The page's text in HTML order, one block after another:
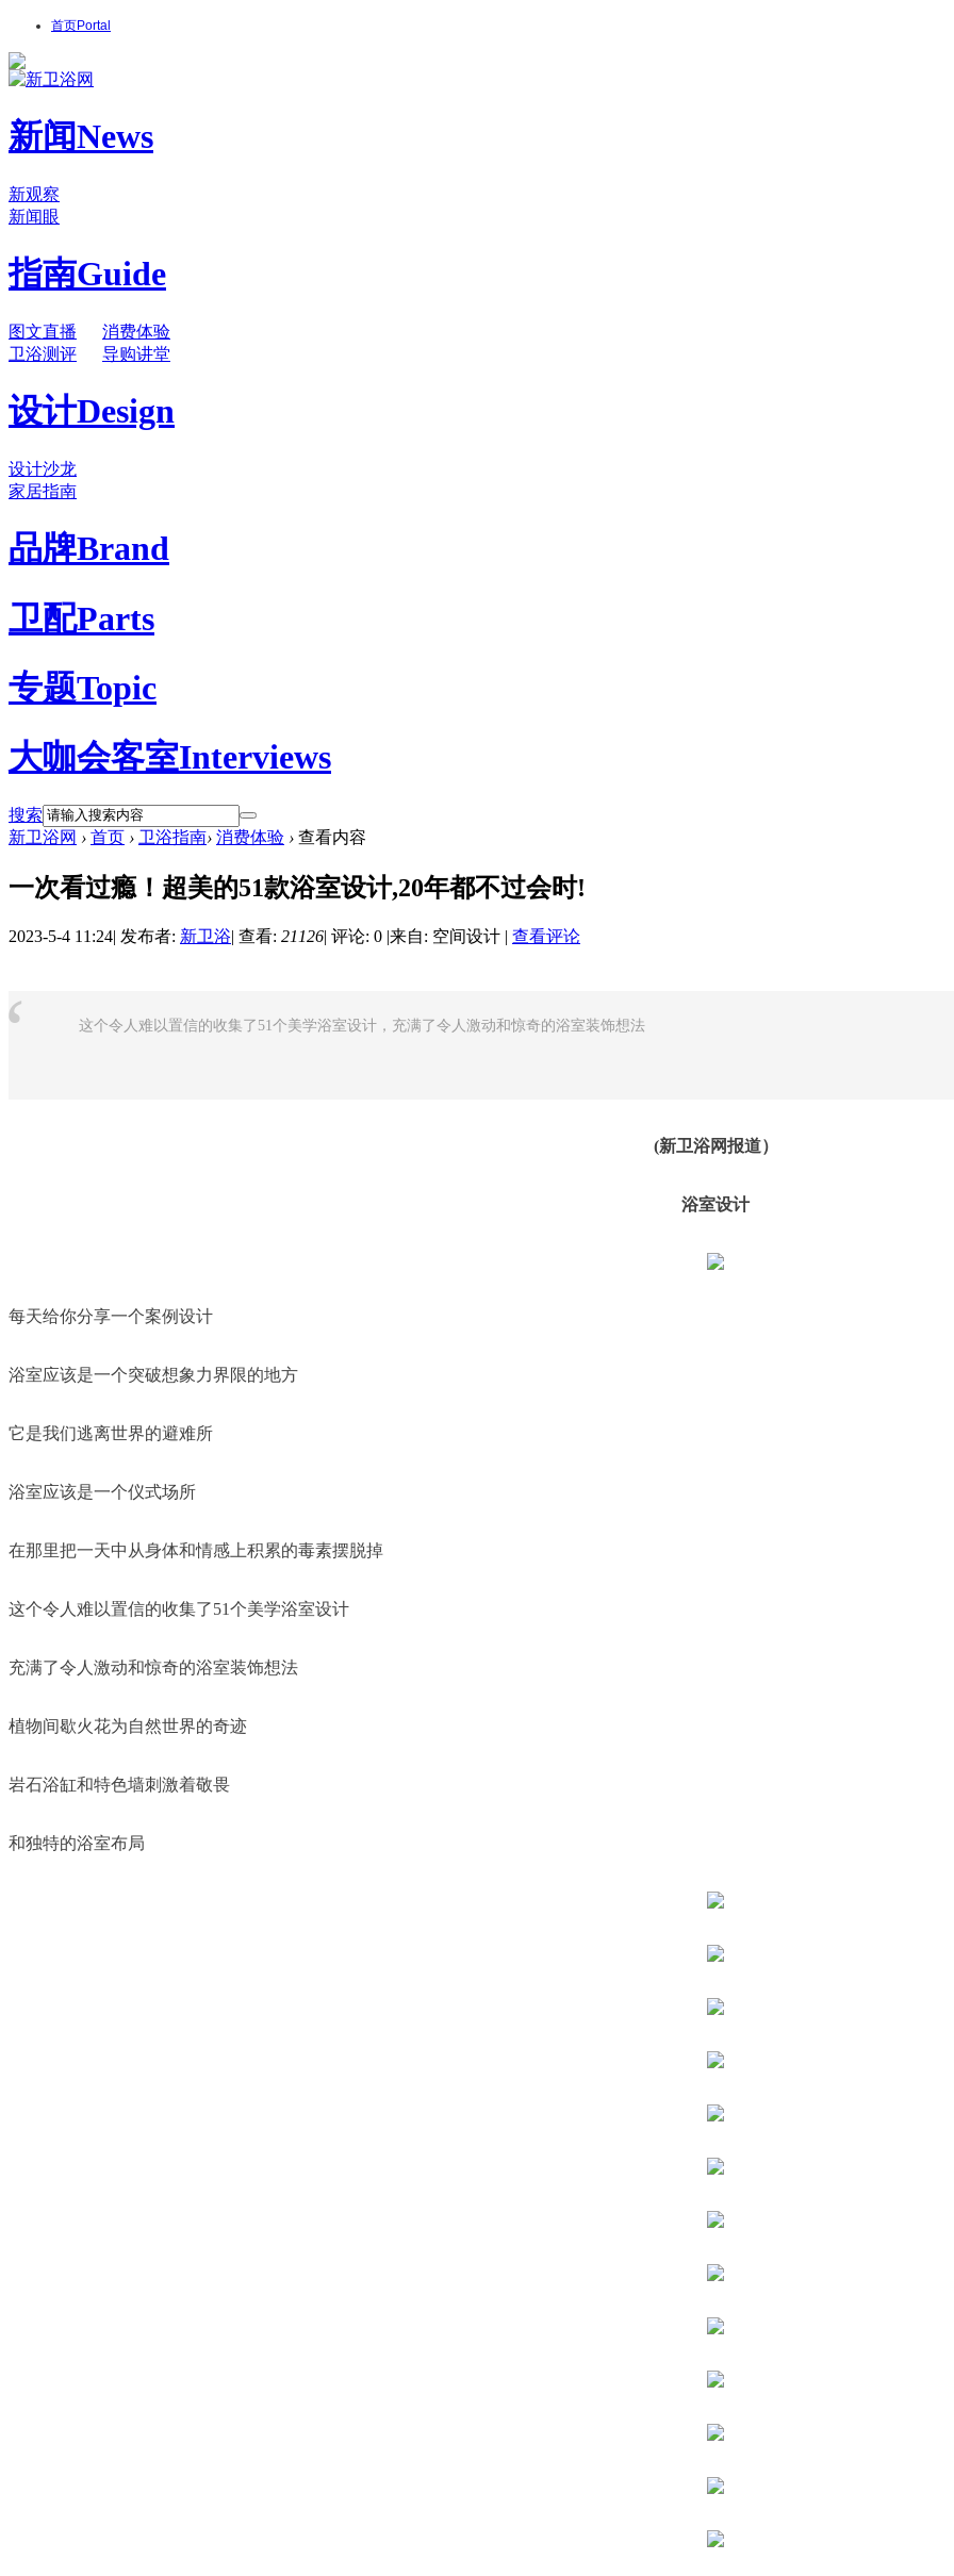
首页Portal
新闻News
新观察
新闻眼
指南Guide
图文直播
消费体验
卫浴测评
导购讲堂
设计Design
设计沙龙
家居指南
品牌Brand
卫配Parts
专题Topic
大咖会客室Interviews
搜索
新卫浴网 › 首页 › 卫浴指南› 消费体验 › 查看内容
一次看过瘾！超美的51款浴室设计,20年都不过会时!
2023-5-4 11:24| 发布者: 新卫浴| 查看: 21126| 评论: 0 |来自: 空间设计 | 查看评论
这个令人难以置信的收集了51个美学浴室设计，充满了令人激动和惊奇的浴室装饰想法
(新卫浴网报道）
浴室设计
每天给你分享一个案例设计
浴室应该是一个突破想象力界限的地方
它是我们逃离世界的避难所
浴室应该是一个仪式场所
在那里把一天中从身体和情感上积累的毒素摆脱掉
这个令人难以置信的收集了51个美学浴室设计
充满了令人激动和惊奇的浴室装饰想法
植物间歇火花为自然世界的奇迹
岩石浴缸和特色墙刺激着敬畏
和独特的浴室布局